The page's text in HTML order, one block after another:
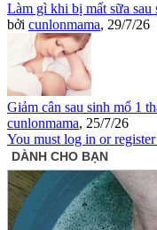
Làm gì khi bị mất sữa
bởi cunlonmama, 29/7/26
Giảm cân sau sinh mổ 1
cunlonmama, 25/7/26
You must log in or